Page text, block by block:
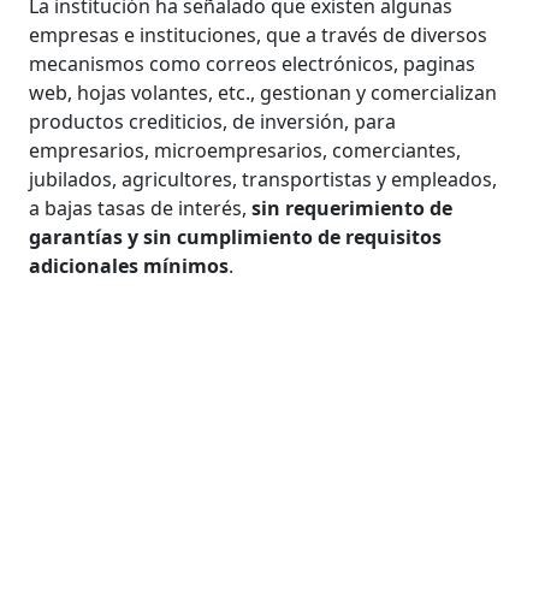
La institución ha señalado que existen algunas
empresas e instituciones, que a través de diversos
mecanismos como correos electrónicos, paginas
web, hojas volantes, etc., gestionan y comercializan
productos crediticios, de inversión, para
empresarios, microempresarios, comerciantes,
jubilados, agricultores, transportistas y empleados,
a bajas tasas de interés,sin requerimiento de
garantías y sin cumplimiento de requisitos
adicionales mínimos.